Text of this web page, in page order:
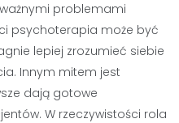
problemami
psychoterapia może być
lepiej zrozumieć siebie
Innym mitem jest
dają gotowe
W rzeczywistości rola